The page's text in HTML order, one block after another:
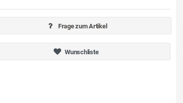
Frage zum Artikel
Wunschliste